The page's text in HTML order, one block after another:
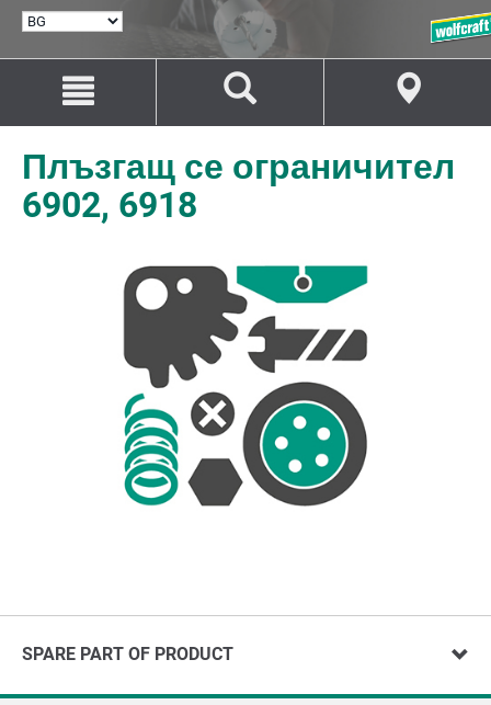
ИЗБИРАНЕ
ЕЗИК
Преминаване
съдържанието
Преминаване
навигацията
Плъзгащ се ограничител
6902, 6918
SPARE PART OF PRODUCT